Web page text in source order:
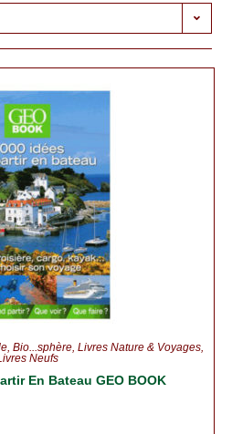
, Bio...sphère, Livres Nature & Voyages,
Neufs
En Bateau GEO BOOK